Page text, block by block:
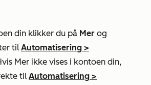
din klikker du på Mer og
til Automatisering >
Mer ikke vises i kontoen din,
til Automatisering >